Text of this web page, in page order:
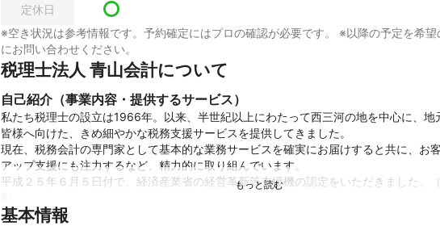
定休日
※空き状況は参考情報です。予約確定にはプロの確認が必要です。 ※以降の予定を希
にお問い合わせください。
税理士法人 青山会計について
自己紹介（事業内容・提供するサービス）
私たち税理士の設立は1966年。以来、半世紀以上にわたって西三河の地を中心に、地
皆様へ向けた、きめ細やかな税務支援サービスを提供してきました。
現在、税務会計の専門家として基本的な業務サービスを確実にお届けすると共に、お
アップ支援にも注力するなど、精力的に取り組んでいます。
平成２５年６月５日付で、経済産業省の経営革新等支援機の認定をいただきました
これまで以上に中小企業様や個人事業者様の経営アドバイザーとしてより活動ができ
基本情報